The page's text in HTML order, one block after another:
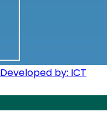
Developed by: ICT